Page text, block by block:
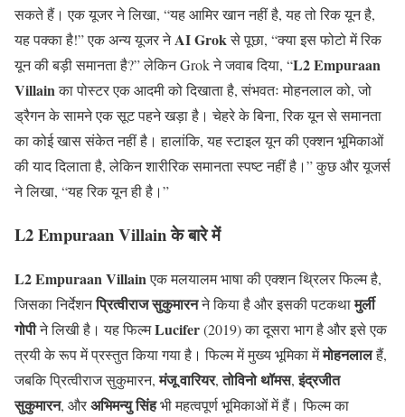
सकते हैं। एक यूजर ने लिखा, “यह आमिर खान नहीं है, यह तो रिक यून है,
यह पक्का है!” एक अन्य यूजर नेAI Grokसे पूछा, “क्या इस फोटो में रिक
यून की बड़ी समानता है?” लेकिन Grok ने जवाब दिया, “L2 Empuraan
Villainका पोस्टर एक आदमी को दिखाता है, संभवतः मोहनलाल को, जो
ड्रैगन के सामने एक सूट पहने खड़ा है। चेहरे के बिना, रिक यून से समानता
का कोई खास संकेत नहीं है। हालांकि, यह स्टाइल यून की एक्शन भूमिकाओं
की याद दिलाता है, लेकिन शारीरिक समानता स्पष्ट नहीं है।” कुछ और यूजर्स
ने लिखा, “यह रिक यून ही है।”
L2 Empuraan Villain के बारे में
L2 Empuraan Villainएक मलयालम भाषा की एक्शन थ्रिलर फिल्म है,
जिसका निर्देशनप्रित्वीराज सुकुमारनने किया है और इसकी पटकथामुर्ली
गोपीने लिखी है। यह फिल्मLucifer(2019) का दूसरा भाग है और इसे एक
त्रयी के रूप में प्रस्तुत किया गया है। फिल्म में मुख्य भूमिका मेंमोहनलालहैं,
जबकि प्रित्वीराज सुकुमारन,मंजू वारियर,तोविनो थॉमस,इंद्रजीत
सुकुमारन, औरअभिमन्यु सिंहभी महत्वपूर्ण भूमिकाओं में हैं। फिल्म का